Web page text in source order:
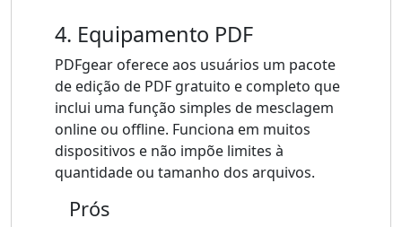
4. Equipamento PDF
PDFgear oferece aos usuários um pacote
de edição de PDF gratuito e completo que
inclui uma função simples de mesclagem
online ou offline. Funciona em muitos
dispositivos e não impõe limites à
quantidade ou tamanho dos arquivos.
Prós